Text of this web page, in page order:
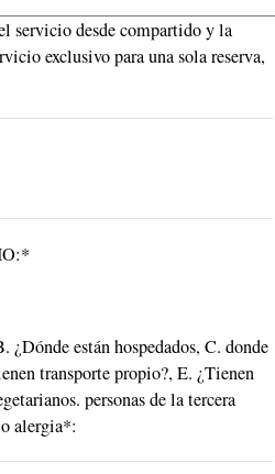
servicio desde compartido y la
exclusivo para una sola reserva,
¿Dónde están hospedados, C. donde
transporte propio?, E. ¿Tienen
personas de la tercera
alergia*: